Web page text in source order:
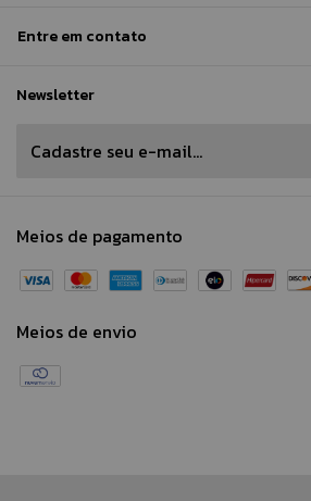
Entre em contato
Newsletter
Meios de pagamento
Meios de envio